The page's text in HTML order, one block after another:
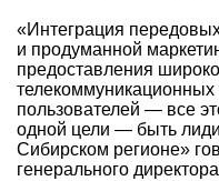
«Интеграция
и продуманной
предоставления
телекоммуникационных
пользователей — все
одной цели — быть
Сибирском регионе»
генерального